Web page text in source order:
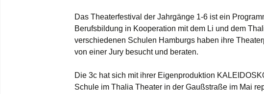
Das Theaterfestival der Jahrgänge 1-6 ist ein
Berufsbildung in Kooperation mit dem Li und dem
verschiedenen Schulen Hamburgs haben ihre
von einer Jury besucht und beraten.
Die 3c hat sich mit ihrer Eigenproduktion
Schule im Thalia Theater in der Gaußstraße im Mai